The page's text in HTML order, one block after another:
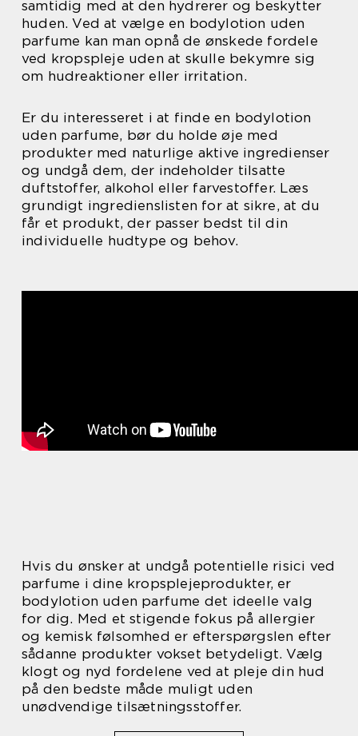
samtidig med at den hydrerer og beskytter
huden. Ved at vælge en bodylotion uden
parfume kan man opnå de ønskede fordele
ved kropspleje uden at skulle bekymre sig
om hudreaktioner eller irritation.
Er du interesseret i at finde en bodylotion
uden parfume, bør du holde øje med
produkter med naturlige aktive ingredienser
og undgå dem, der indeholder tilsatte
duftstoffer, alkohol eller farvestoffer. Læs
grundigt ingredienslisten for at sikre, at du
får et produkt, der passer bedst til din
individuelle hudtype og behov.
Hvis du ønsker at undgå potentielle risici ved
parfume i dine kropsplejeprodukter, er
bodylotion uden parfume det ideelle valg
for dig. Med et stigende fokus på allergier
og kemisk følsomhed er efterspørgslen efter
sådanne produkter vokset betydeligt. Vælg
klogt og nyd fordelene ved at pleje din hud
på den bedste måde muligt uden
unødvendige tilsætningsstoffer.